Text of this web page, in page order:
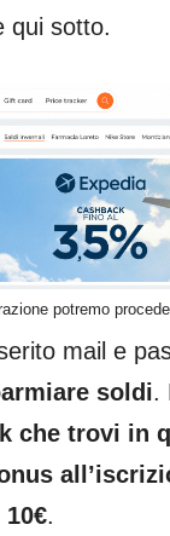
qui sotto.
potremo
mail e
soldi.
che trovi in
10€.